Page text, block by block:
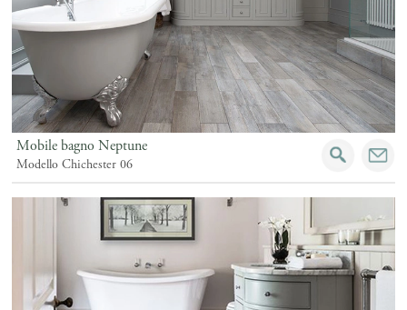
Mobile bagno Neptune
Modello Chichester 06